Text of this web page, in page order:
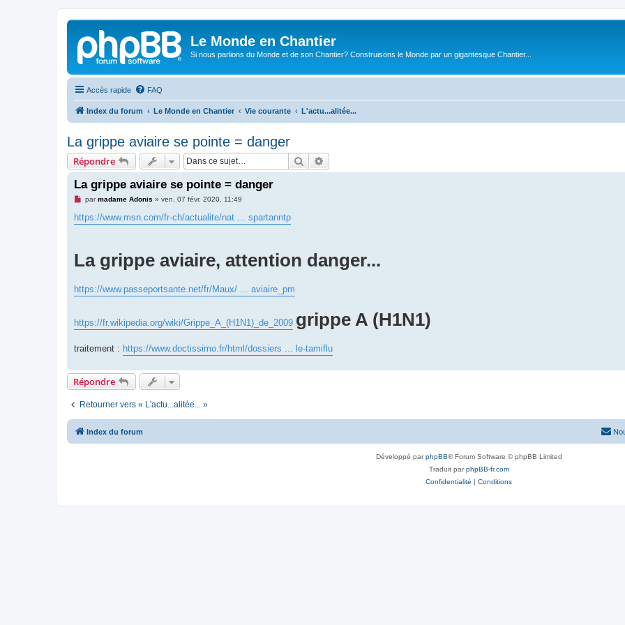
Le Monde en Chantier
Si nous parlions du Monde et de son Chantier? Construisons le Monde par un gigantesque Chantier...
Accès rapide FAQ
Index du forum Le Monde en Chantier Vie courante L'actu...alitée...
La grippe aviaire se pointe = danger
Répondre Rechercher
La grippe aviaire se pointe = danger
M
s
s
o
u
parmadame Adonis » ven. 07 févr. 2020, 11:49
https://www.msn.com/fr-ch/actualite/nat ... spartanntp
La grippe aviaire, attention danger...
https://www.passeportsante.net/fr/Maux/ ... aviaire_pm
https://fr.wikipedia.org/wiki/Grippe_A_(H1N1)_de_2009 grippe A (H1N1)
traitement : https://www.doctissimo.fr/html/dossiers ... le-tamiflu
Répondre
Retourner vers « L'actu...alitée... »
Index du forum
Développé parphpBB® Forum Software © phpBB Limited
Traduit parphpBB-fr.com
Confidentialité | Conditions